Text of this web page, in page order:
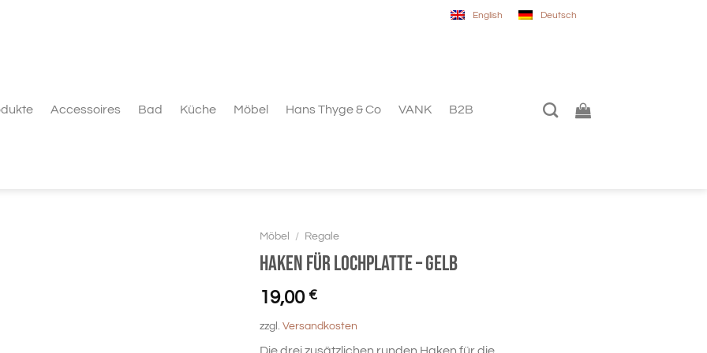
English Deutsch
Accessoires Bad Küche Möbel Hans Thyge & Co VANK B2B
Möbel / Regale
Haken für Lochplatte – gelb
19,00 €
zzgl. Versandkosten